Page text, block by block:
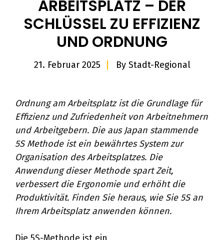
ARBEITSPLATZ – DER
SCHLÜSSEL ZU EFFIZIENZ
UND ORDNUNG
21. Februar 2025 By Stadt-Regional
Ordnung am Arbeitsplatz ist die Grundlage für
Effizienz und Zufriedenheit von Arbeitnehmern
und Arbeitgebern. Die aus Japan stammende
5S Methode ist ein bewährtes System zur
Organisation des Arbeitsplatzes. Die
Anwendung dieser Methode spart Zeit,
verbessert die Ergonomie und erhöht die
Produktivität. Finden Sie heraus, wie Sie 5S an
Ihrem Arbeitsplatz anwenden können.